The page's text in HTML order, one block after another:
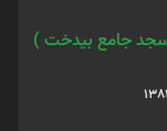
جامع بیدخت )